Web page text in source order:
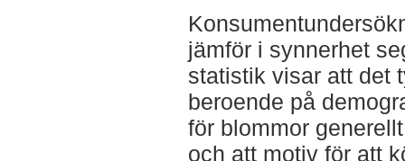
jämför i synnerhet
statistik visar att det
beroende på
för blommor
och att motiv för att